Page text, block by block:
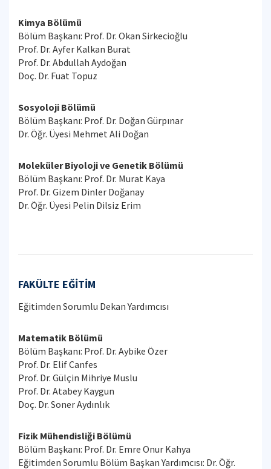
Kimya Bölümü
Bölüm Başkanı: Prof. Dr. Okan Sirkecioğlu
Prof. Dr. Ayfer Kalkan Burat
Prof. Dr. Abdullah Aydoğan
Doç. Dr. Fuat Topuz
Sosyoloji Bölümü
Bölüm Başkanı: Prof. Dr. Doğan Gürpınar
Dr. Öğr. Üyesi Mehmet Ali Doğan
Moleküler Biyoloji ve Genetik Bölümü
Bölüm Başkanı: Prof. Dr. Murat Kaya
Prof. Dr. Gizem Dinler Doğanay
Dr. Öğr. Üyesi Pelin Dilsiz Erim
FAKÜLTE EĞİTİM
Eğitimden Sorumlu Dekan Yardımcısı
Matematik Bölümü
Bölüm Başkanı: Prof. Dr. Aybike Özer
Prof. Dr. Elif Canfes
Prof. Dr. Gülçin Mihriye Muslu
Prof. Dr. Atabey Kaygun
Doç. Dr. Soner Aydınlık
Fizik Mühendisliği Bölümü
Bölüm Başkanı: Prof. Dr. Emre Onur Kahya
Eğitimden Sorumlu Bölüm Başkan Yardımcısı: Dr. Öğr.